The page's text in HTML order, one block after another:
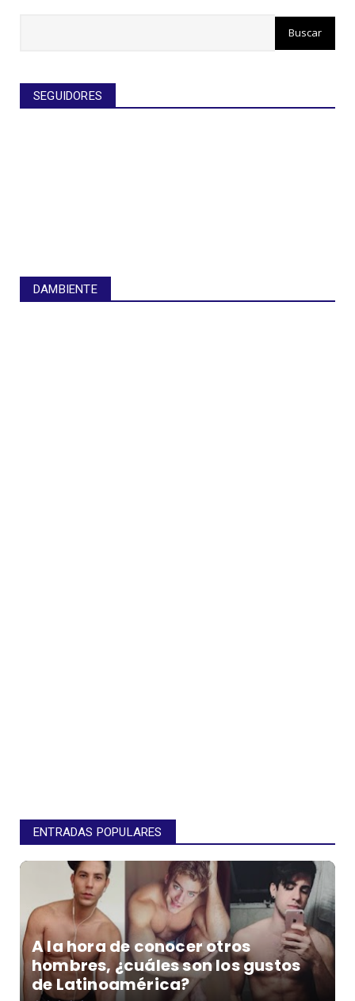
SEGUIDORES
DAMBIENTE
ENTRADAS POPULARES
A la hora de conocer otros
hombres, ¿cuáles son los gustos
de Latinoamérica?